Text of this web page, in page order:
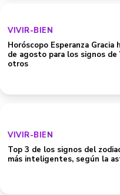
VIVIR-BIEN
Horóscopo Esperanza Gracia
de agosto para los signos de
otros
VIVIR-BIEN
Top 3 de los signos del
más inteligentes, según la